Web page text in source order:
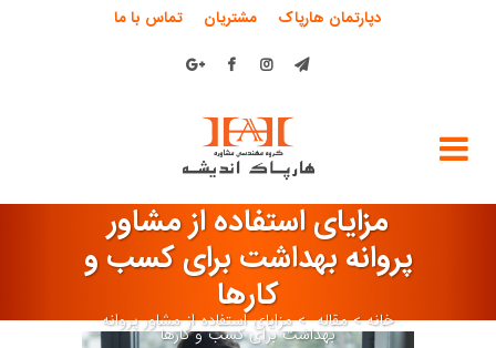
دپارتمان هارپاک مشتریان تماس با ما
مزایای استفاده از مشاور
پروانه بهداشت برای کسب و
کارها
خانه>مقاله >مزایای استفاده از مشاور پروانه
بهداشت برای کسب و کارها